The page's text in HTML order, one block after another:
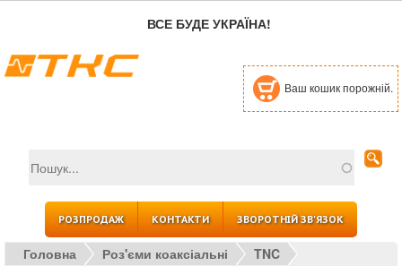
ВСЕ БУДЕ УКРАЇНА!
Ваш кошик порожній.
Пошукова форма
РОЗПРОДАЖ КОНТАКТИ ЗВОРОТНІЙ ЗВ'ЯЗОК
Головна Роз'єми коаксіальні
TNC